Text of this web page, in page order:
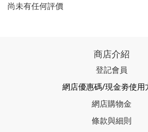
尚未有任何評價
商店介紹
登記會員
網店優惠碼/現金劵使用
網店購物金
條款與細則